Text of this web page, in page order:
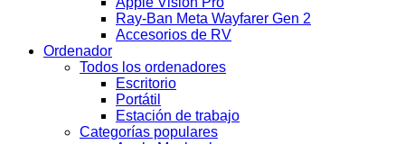
Ray-Ban Meta Wayfarer Gen 2
Accesorios de RV
Ordenador
Todos los ordenadores
Escritorio
Portátil
Estación de trabajo
Categorías populares